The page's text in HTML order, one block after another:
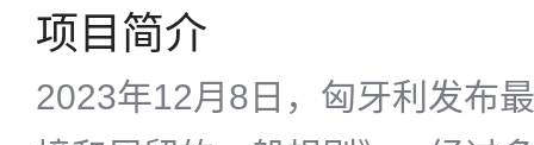
项目简介
2023年12月8日，匈牙利发布